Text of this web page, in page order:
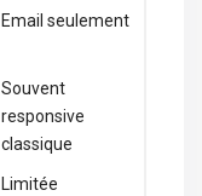
Email seulement
Souvent
responsive
classique
Limitée